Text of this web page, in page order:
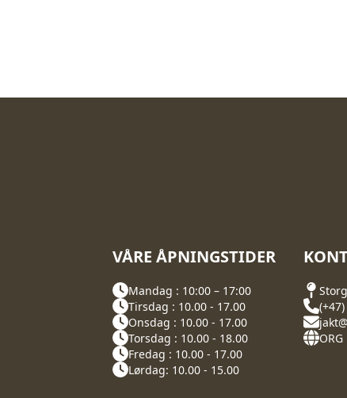
VÅRE ÅPNINGSTIDER
Mandag : 10:00 – 17:00
Tirsdag : 10.00 - 17.00
Onsdag : 10.00 - 17.00
Torsdag : 10.00 - 18.00
Fredag : 10.00 - 17.00
Lørdag: 10.00 - 15.00